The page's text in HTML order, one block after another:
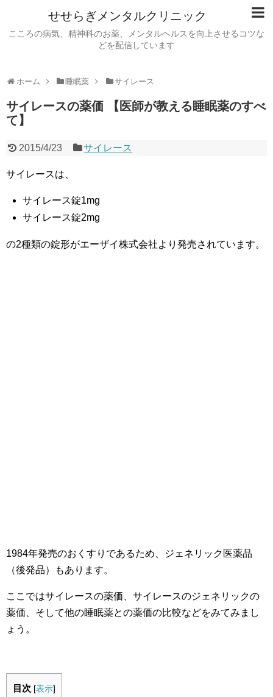
せせらぎメンタルクリニック
こころの病気、精神科のお薬、メンタルヘルスを向上させるコツな
どを配信しています
ホーム 睡眠薬 サイレース
サイレースの薬価 【医師が教える睡眠薬のすべ
て】
2015/4/23 サイレース
サイレースは、
サイレース錠1mg
サイレース錠2mg
の2種類の錠形がエーザイ株式会社より発売されています。
1984年発売のおくすりであるため、ジェネリック医薬品
（後発品）もあります。
ここではサイレースの薬価、サイレースのジェネリックの
薬価、そして他の睡眠薬との薬価の比較などをみてみまし
ょう。
目次 [表示]